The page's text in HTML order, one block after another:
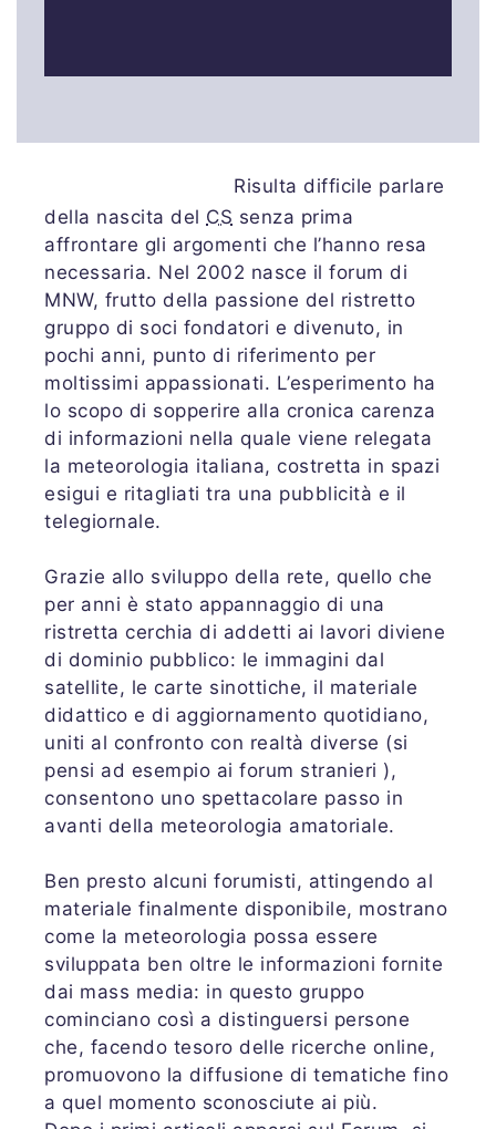
Risulta difficile parlare
della nascita del CS senza prima
affrontare gli argomenti che l’hanno resa
necessaria. Nel 2002 nasce il forum di
MNW, frutto della passione del ristretto
gruppo di soci fondatori e divenuto, in
pochi anni, punto di riferimento per
moltissimi appassionati. L’esperimento ha
lo scopo di sopperire alla cronica carenza
di informazioni nella quale viene relegata
la meteorologia italiana, costretta in spazi
esigui e ritagliati tra una pubblicità e il
telegiornale.
Grazie allo sviluppo della rete, quello che
per anni è stato appannaggio di una
ristretta cerchia di addetti ai lavori diviene
di dominio pubblico: le immagini dal
satellite, le carte sinottiche, il materiale
didattico e di aggiornamento quotidiano,
uniti al confronto con realtà diverse (si
pensi ad esempio ai forum stranieri ),
consentono uno spettacolare passo in
avanti della meteorologia amatoriale.
Ben presto alcuni forumisti, attingendo al
materiale finalmente disponibile, mostrano
come la meteorologia possa essere
sviluppata ben oltre le informazioni fornite
dai mass media: in questo gruppo
cominciano così a distinguersi persone
che, facendo tesoro delle ricerche online,
promuovono la diffusione di tematiche fino
a quel momento sconosciute ai più.